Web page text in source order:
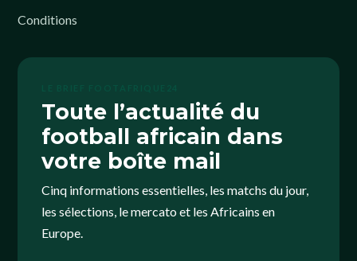
Conditions
Toute l’actualité du
football africain dans
votre boîte mail
Cinq informations essentielles, les matchs du jour,
les sélections, le mercato et les Africains en
Europe.